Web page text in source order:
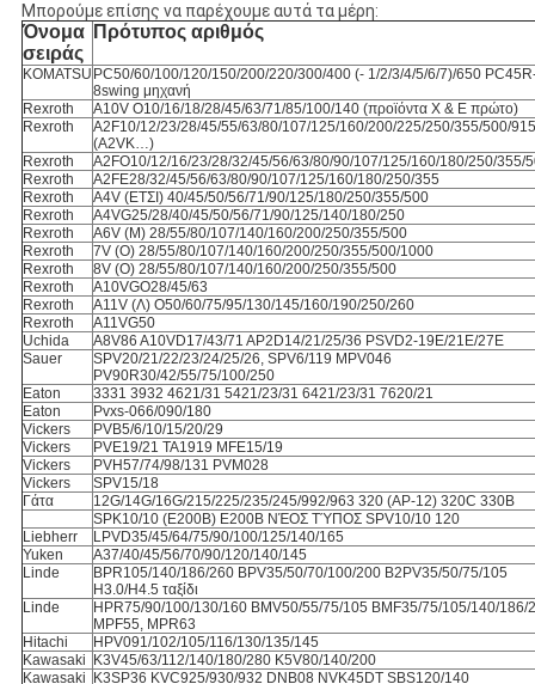
Μπορούμε επίσης να παρέχουμε αυτά τα μέρη:
Όνομα
σειράς
Πρότυπος αριθμός
KOMATSU PC50/60/100/120/150/200/220/300/400 (- 1/2/3/4/5/6/7)/650
8swing μηχανή
Rexroth
A10V O10/16/18/28/45/63/71/85/100/140 (προϊόντα Χ & Ε πρώτο)
Rexroth
A2F10/12/23/28/45/55/63/80/107/125/160/200/225/250/355/500/
(A2VK…)
Rexroth
A2FO10/12/16/23/28/32/45/56/63/80/90/107/125/160/180/250/355/
Rexroth
A2FE28/32/45/56/63/80/90/107/125/160/180/250/355
Rexroth
A4V (ΕΤΣΙ) 40/45/50/56/71/90/125/180/250/355/500
Rexroth
A4VG25/28/40/45/50/56/71/90/125/140/180/250
Rexroth
A6V (Μ) 28/55/80/107/140/160/200/250/355/500
Rexroth
7V (Ο) 28/55/80/107/140/160/200/250/355/500/1000
Rexroth
8V (Ο) 28/55/80/107/140/160/200/250/355/500
Rexroth
A10VGO28/45/63
Rexroth
A11V (Λ) O50/60/75/95/130/145/160/190/250/260
Rexroth
A11VG50
Uchida
A8V86 A10VD17/43/71 AP2D14/21/25/36 PSVD2-19E/21E/27E
Sauer
SPV20/21/22/23/24/25/26, SPV6/119 MPV046
PV90R30/42/55/75/100/250
Eaton
3331 3932 4621/31 5421/23/31 6421/23/31 7620/21
Eaton
Pvxs-066/090/180
Vickers
PVB5/6/10/15/20/29
Vickers
PVE19/21 TA1919 MFE15/19
Vickers
PVH57/74/98/131 PVM028
Vickers
SPV15/18
Γάτα
12G/14G/16G/215/225/235/245/992/963 320 (AP-12) 320C 330B
SPK10/10 (E200B) E200B ΝΈΟΣ ΤΎΠΟΣ SPV10/10 120
Liebherr
LPVD35/45/64/75/90/100/125/140/165
Yuken
A37/40/45/56/70/90/120/140/145
Linde
BPR105/140/186/260 BPV35/50/70/100/200 B2PV35/50/75/105
H3.0/H4.5 ταξίδι
Linde
HPR75/90/100/130/160 BMV50/55/75/105 BMF35/75/105/140/186/
MPF55, MPR63
Hitachi
HPV091/102/105/116/130/135/145
Kawasaki
K3V45/63/112/140/180/280 K5V80/140/200
Kawasaki
K3SP36 KVC925/930/932 DNB08 NVK45DT SBS120/140